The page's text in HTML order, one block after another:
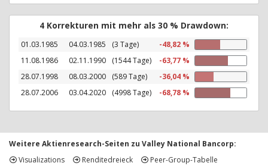
4 Korrekturen mit mehr als 30 % Drawdown:
01.03.1985 04.03.1985 (3 Tage)
-48,82 %
11.08.1986
02.11.1990 (1544 Tage)
-63,77 %
28.07.1998
08.03.2000 (589 Tage)
-36,04 %
28.07.2006
03.04.2020 (4998 Tage) -68,78 %
Weitere Aktienresearch-Seiten zu Valley National Bancorp:
Visualizations
Renditedreieck
Peer-Group-Tabelle